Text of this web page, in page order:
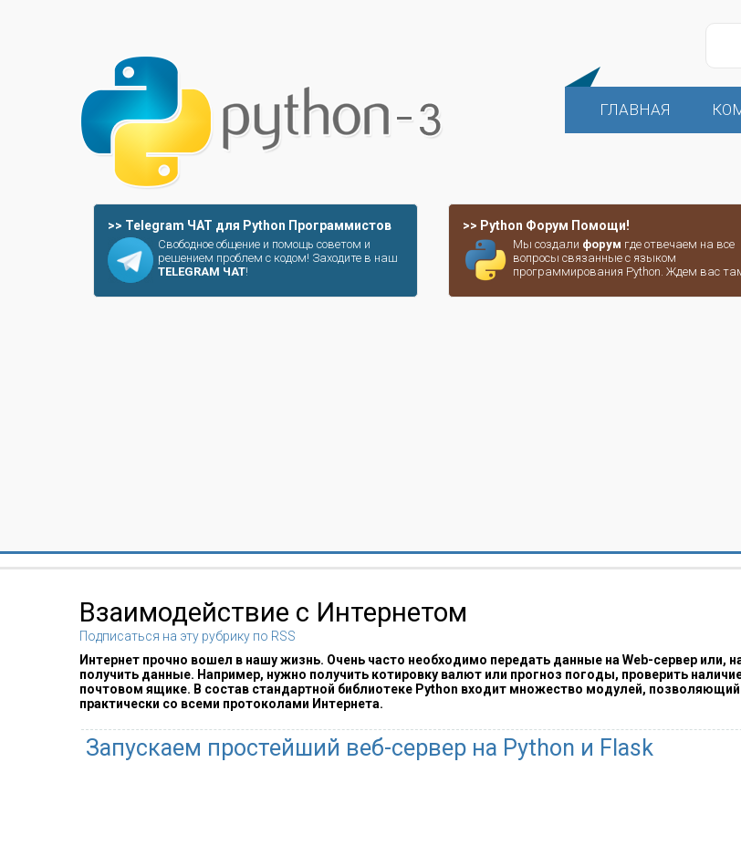
ГЛАВНАЯ
>> Telegram ЧАТ для Python Программистов
Свободное общение и помощь советом и
решением проблем с кодом! Заходите в наш
TELEGRAM ЧАТ!
>> Python Форум Помощи!
Мы создали форум где отвечаем на все
вопросы связанные с языком
программирования Python. Ждем вас
Взаимодействие с Интернетом
Подписаться на эту рубрику по RSS
Интернет прочно вошел в нашу жизнь. Очень часто необходимо передать данные на Web-сервер или,
получить данные. Например, нужно получить котировку валют или прогноз погоды, проверить
почтовом ящике. В состав стандартной библиотеке Python входит множество модулей, позволяющий
практически со всеми протоколами Интернета.
Запускаем простейший веб-сервер на Python и Flask